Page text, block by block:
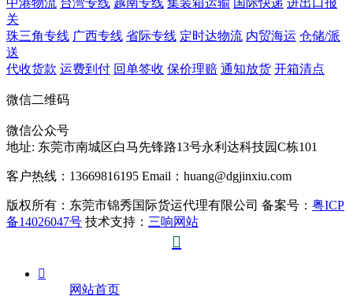
关
珠三角专线 广西专线 省际专线 定时达物流 内贸海运 仓储/派
送
代收货款 运费到付 回单签收 保价理赔 通知放货 开箱清点
微信二维码
微信公众号
地址: 东莞市南城区白马先锋路13号永利达科技园C栋101
客户热线：13669816195 Email：huang@dgjinxiu.com
版权所有：东莞市锦秀国际货运代理有限公司 备案号： 粤ICP
备14026047号 技术支持： 三响网站


网站首页